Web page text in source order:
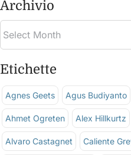
Archivio
Etichette
Agnes Geets Agus Budiyanto
Ahmet Ogreten Alex Hillkurtz
Alvaro Castagnet Caliente